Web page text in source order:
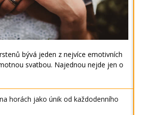
bývá jeden z nejvíce emotivních
svatbou. Najednou nejde jen o
horách jako únik od každodenního